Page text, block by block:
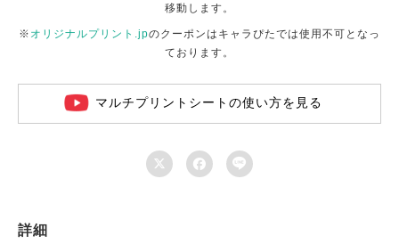
移動します。
※ オリジナルプリント.jpのクーポンはキャラぴたでは使用不可となっ
ております。
マルチプリントシートの使い方を見る
  
詳細